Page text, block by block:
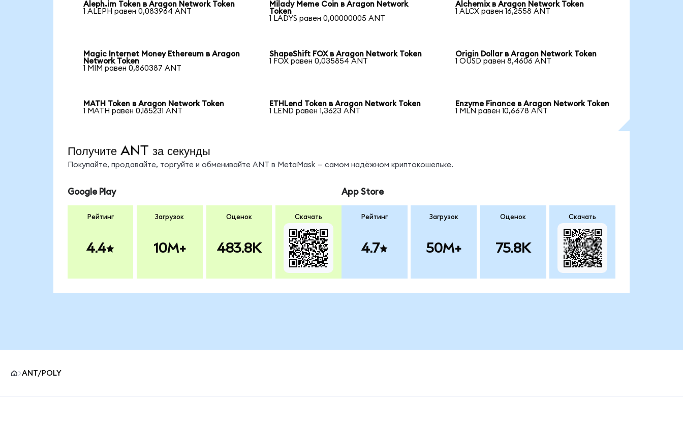
Aleph.im Token в Aragon Network Token
1 ALEPH равен 0,083964 ANT
Milady Meme Coin в Aragon Network
Token
1 LADYS равен 0,00000005 ANT
Alchemix в Aragon Network Token
1 ALCX равен 16,2558 ANT
Magic Internet Money Ethereum в Aragon
Network Token
1 MIM равен 0,860387 ANT
ShapeShift FOX в Aragon Network Token
1 FOX равен 0,035854 ANT
Origin Dollar в Aragon Network Token
1 OUSD равен 8,4606 ANT
MATH Token в Aragon Network Token
1 MATH равен 0,185231 ANT
ETHLend Token в Aragon Network Token
1 LEND равен 1,3623 ANT
Enzyme Finance в Aragon Network Token
1 MLN равен 10,6678 ANT
Получите ANT за секунды
Покупайте, продавайте, торгуйте и обменивайте ANT в MetaMask — самом надёжном криптокошельке.
Google Play
Рейтинг
4.4
Загрузок
10M+
Оценок
483.8K
Скачать
App Store
Рейтинг
4.7
Загрузок
50M+
Оценок
75.8K
Скачать
ANT/POLY